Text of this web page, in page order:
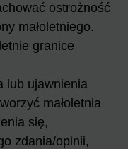
ostrożność
małoletniego.
granice
lub ujawnienia
małoletnia
się,
zdania/opinii,